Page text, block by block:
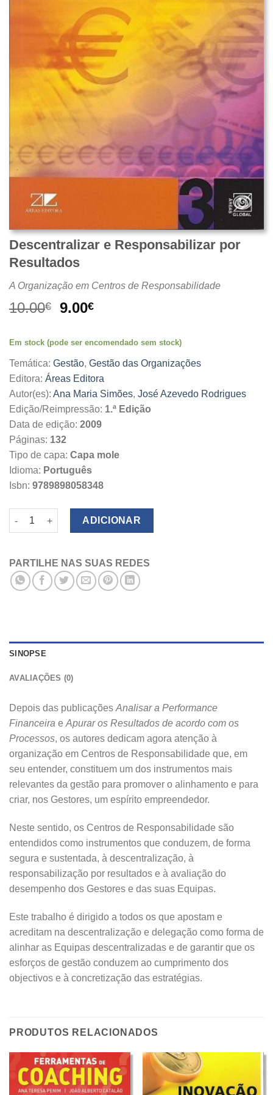
Descentralizar e Responsabilizar por
Resultados
A Organização em Centros de Responsabilidade
10.00€
O
original
10.00€.
9.00€O
atual
9.00€.
Em stock (pode ser encomendado sem stock)
Temática: Gestão, Gestão das Organizações
Editora: Áreas Editora
Autor(es): Ana Maria Simões, José Azevedo Rodrigues
Edição/Reimpressão: 1.ª Edição
Data de edição: 2009
Páginas: 132
Tipo de capa: Capa mole
Idioma: Português
Isbn: 9789898058348
Quantidade de Descentralizar e Responsabilizar por
ADICIONAR
PARTILHE NAS SUAS REDES
SINOPSE
AVALIAÇÕES (0)
Depois das publicações Analisar a Performance
Financeira e Apurar os Resultados de acordo com os
Processos, os autores dedicam agora atenção à
organização em Centros de Responsabilidade que, em
seu entender, constituem um dos instrumentos mais
relevantes da gestão para promover o alinhamento e para
criar, nos Gestores, um espírito empreendedor.
Neste sentido, os Centros de Responsabilidade são
entendidos como instrumentos que conduzem, de forma
segura e sustentada, à descentralização, à
responsabilização por resultados e à avaliação do
desempenho dos Gestores e das suas Equipas.
Este trabalho é dirigido a todos os que apostam e
acreditam na descentralização e delegação como forma de
alinhar as Equipas descentralizadas e de garantir que os
esforços de gestão conduzem ao cumprimento dos
objectivos e à concretização das estratégias.
PRODUTOS RELACIONADOS